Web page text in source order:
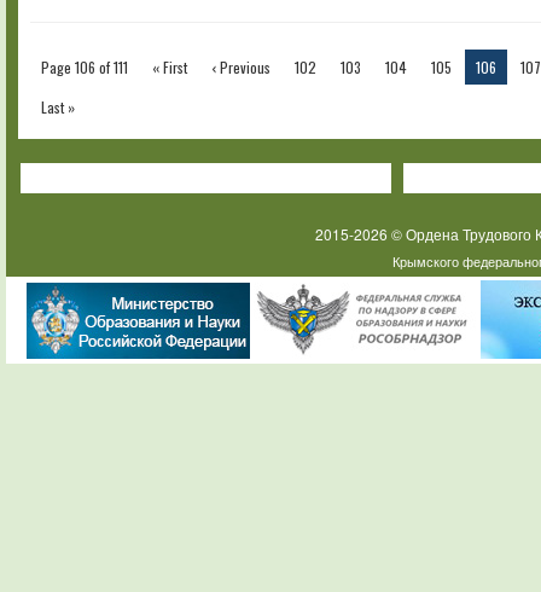
Page 106 of 111 « First ‹ Previous 102 103 104 105 106
107
Last »
2015-2026 © Ордена
Крымского